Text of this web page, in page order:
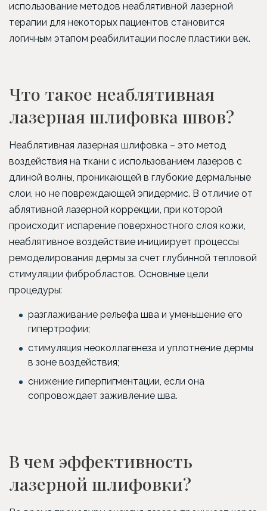
использование методов неаблятивной лазерной
терапии для некоторых пациентов становится
логичным этапом реабилитации после пластики век.
Что такое неаблятивная
лазерная шлифовка швов?
Неаблятивная лазерная шлифовка – это метод
воздействия на ткани с использованием лазеров с
длиной волны, проникающей в глубокие дермальные
слои, но не повреждающей эпидермис. В отличие от
аблятивной лазерной коррекции, при которой
происходит испарение поверхностного слоя кожи,
неаблятивное воздействие инициирует процессы
ремоделирования дермы за счет глубинной тепловой
стимуляции фибробластов. Основные цели
процедуры:
разглаживание рельефа шва и уменьшение его
гипертрофии;
стимуляция неоколлагенеза и уплотнение дермы
в зоне воздействия;
снижение гиперпигментации, если она
сопровождает заживление шва.
В чем эффективность
лазерной шлифовки?